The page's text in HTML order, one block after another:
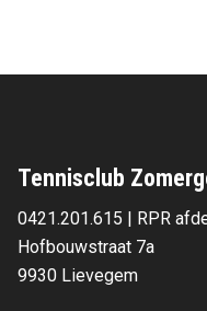
Tennisclub
0421.201.615 | RPR
Hofbouwstraat 7a
9930 Lievegem